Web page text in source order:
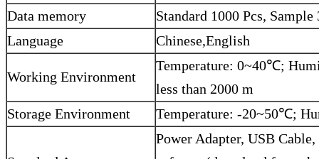
Data memory
Standard 1000 Pcs, Sample
Language
Chinese,English
Working Environment
Temperature: 0~40℃;
less than 2000 m
Storage Environment
Temperature: -20~50℃;
Power Adapter, USB